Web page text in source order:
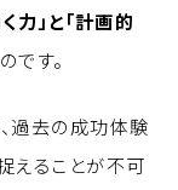
力」と「計画的
です。
過去の成功体験
えることが不可